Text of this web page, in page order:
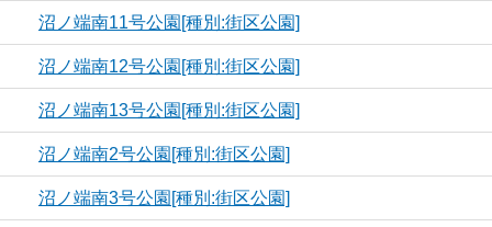
沼ノ端南11号公園[種別:街区公園]
沼ノ端南12号公園[種別:街区公園]
沼ノ端南13号公園[種別:街区公園]
沼ノ端南2号公園[種別:街区公園]
沼ノ端南3号公園[種別:街区公園]